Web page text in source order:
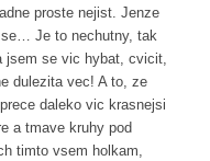
proste nejist. Jenze
Je to nechutny, tak
jsem se vic hybat, cvicit,
dulezita vec! A to, ze
daleko vic krasnejsi
a tmave kruhy pod
timto vsem holkam,